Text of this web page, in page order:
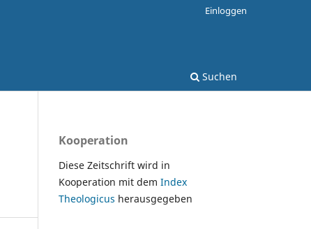
Suchen
Einloggen
Kooperation
Diese Zeitschrift wird in
Kooperation mit dem Index
Theologicus herausgegeben